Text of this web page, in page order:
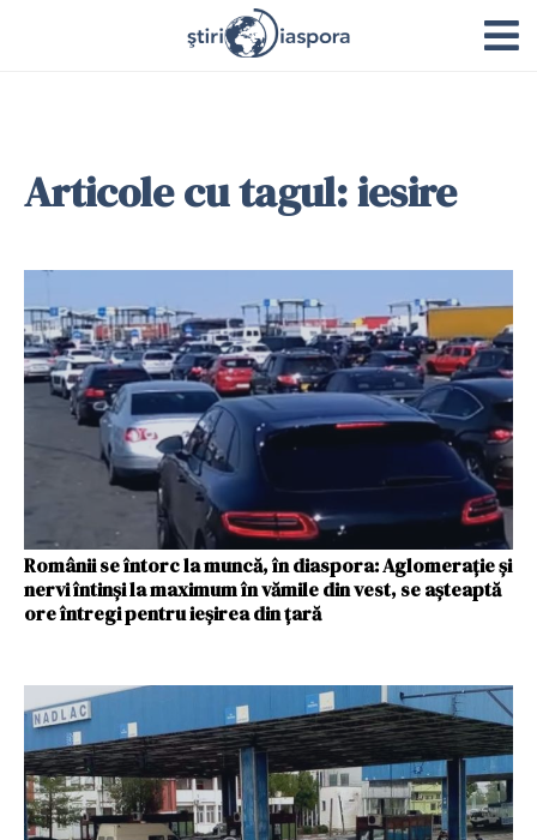
Articole cu tagul: iesire
Românii se întorc la muncă, în diaspora: Aglomeraţie și
nervi întinși la maximum în vămile din vest, se așteaptă
ore întregi pentru ieșirea din țară